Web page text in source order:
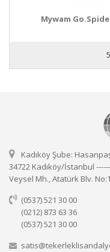
Mywam
Kadıköy Şube:
34722 Kadıköy/İstanbul
Veysel Mh., Atatürk Blv.
(0537) 521 30 00
(0212) 873 63 36
(0537) 521 30 00